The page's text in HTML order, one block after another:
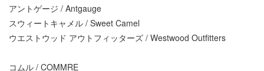
アントゲージ / Antgauge
スウィートキャメル / Sweet Camel
ウエストウッド アウトフィッターズ / Westwood Outfitters
コムル / COMMRE